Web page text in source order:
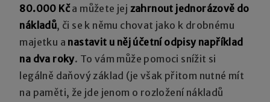
80.000 Kča můžete jej zahrnout jednorázově do
nákladů, či se k němu chovat jako k drobnému
majetku a nastavit u něj účetní odpisy například
na dva roky. To vám může pomoci snížit si
legálně daňový základ (je však přitom nutné mít
na paměti, že jde jenom o rozložení nákladů